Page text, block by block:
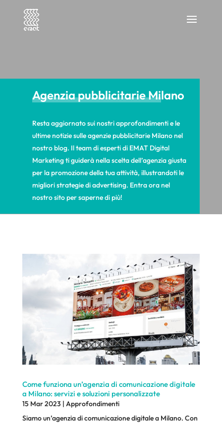
Agenzia pubblicitarie Milano
Resta aggiornato sui nostri approfondimenti e le
ultime notizie sulle agenzie pubblicitarie Milano nel
nostro blog. Il team di esperti di EMAT Digital
Marketing ti guiderà nella scelta dell’agenzia giusta
per la promozione della tua attività, illustrandoti le
migliori strategie di advertising. Entra ora nel
nostro sito per saperne di più!
Come funziona un’agenzia di comunicazione digitale
a Milano: servizi e soluzioni personalizzate
15 Mar 2023 | Approfondimenti
Siamo un’agenzia di comunicazione digitale a Milano. Con